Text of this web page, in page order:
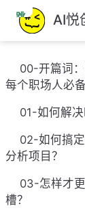
跳
至
主
內
容
AI悦
00-开篇词
每个职场人必
01-如何解决
02-如何搞
分析项目？
03-怎样才
槽？